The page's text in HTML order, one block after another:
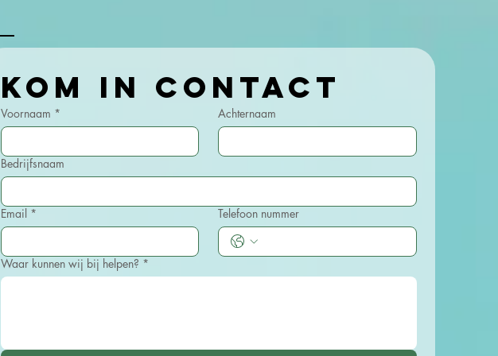
Voornaam * Achternaam
Bedrijfsnaam
Email * Telefoon nummer
Waar kunnen wij bij helpen? *